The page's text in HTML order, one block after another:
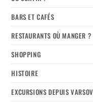
BARS ET CAFÉS
RESTAURANTS OÙ MANGER ?
SHOPPING
HISTOIRE
EXCURSIONS DEPUIS